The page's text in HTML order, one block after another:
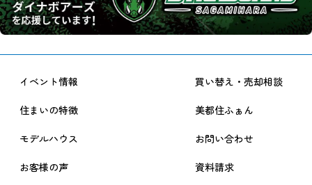
イベント情報
住まいの特徴
モデルハウス
お客様の声
買い替え・売却相談
美都住ふぁん
お問い合わせ
資料請求